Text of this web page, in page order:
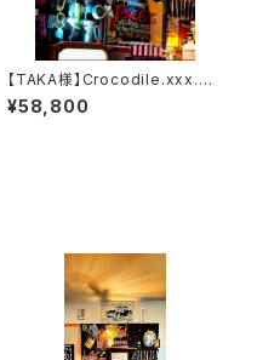
【TAKA様】Crocodile.xxx.Da
rk.Cyprus.Edition// JACK.RI
DE.SSW
¥58,800